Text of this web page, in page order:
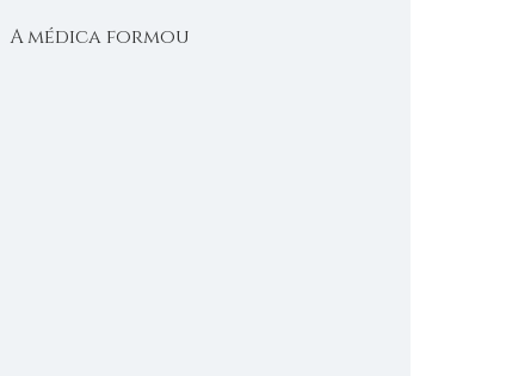
A médica formou